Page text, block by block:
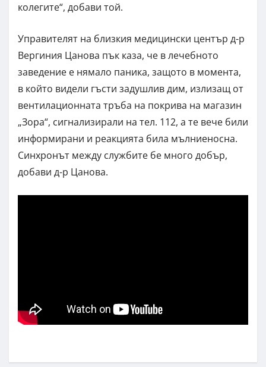
колегите“, добави той.
Управителят на близкия медицински център д-р
Вергиния Цанова пък каза, че в лечебното
заведение е нямало паника, защото в момента,
в който видели гъсти задушлив дим, излизащ от
вентилационната тръба на покрива на магазин
„Зора“, сигнализирали на тел. 112, а те вече били
информирани и реакцията била мълниеносна.
Синхронът между службите бе много добър,
добави д-р Цанова.